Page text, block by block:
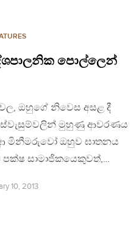
පොල්ලෙන්
ඔහුගේ නිවෙස අසළ දී
මුහුණු ආවරණය
මිනීමරුවෝ ඔහුව ඝාතනය
සාමාජිකයෙකුවත්,…
10, 2013